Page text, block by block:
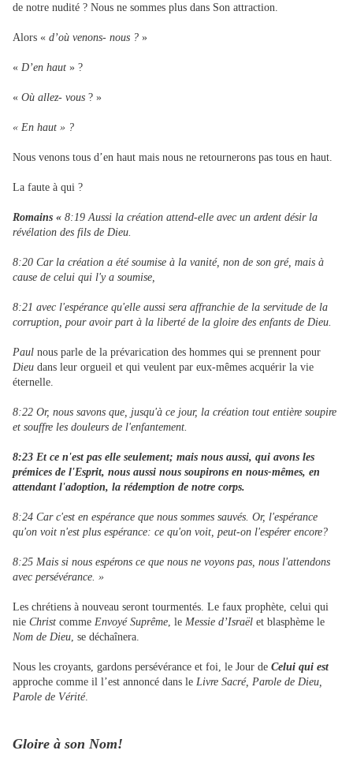
de notre nudité ? Nous ne sommes plus dans Son attraction.
Alors « d’où venons- nous ? »
« D’en haut » ?
« Où allez- vous ? »
« En haut » ?
Nous venons tous d’en haut mais nous ne retournerons pas tous en haut.
La faute à qui ?
Romains « 8:19 Aussi la création attend-elle avec un ardent désir la
révélation des fils de Dieu.
8:20 Car la création a été soumise à la vanité, non de son gré, mais à
cause de celui qui l'y a soumise,
8:21 avec l'espérance qu'elle aussi sera affranchie de la servitude de la
corruption, pour avoir part à la liberté de la gloire des enfants de Dieu.
Paul nous parle de la prévarication des hommes qui se prennent pour
Dieu dans leur orgueil et qui veulent par eux-mêmes acquérir la vie
éternelle.
8:22 Or, nous savons que, jusqu'à ce jour, la création tout entière soupire
et souffre les douleurs de l'enfantement.
8:23 Et ce n'est pas elle seulement; mais nous aussi, qui avons les
prémices de l'Esprit, nous aussi nous soupirons en nous-mêmes, en
attendant l'adoption, la rédemption de notre corps.
8:24 Car c'est en espérance que nous sommes sauvés. Or, l'espérance
qu'on voit n'est plus espérance: ce qu'on voit, peut-on l'espérer encore?
8:25 Mais si nous espérons ce que nous ne voyons pas, nous l'attendons
avec persévérance. »
Les chrétiens à nouveau seront tourmentés. Le faux prophète, celui qui
nie Christ comme Envoyé Suprême , le Messie d’Israël et blasphème le
Nom de Dieu , se déchaînera.
Nous les croyants, gardons persévérance et foi, le Jour de Celui qui est
approche comme il l’est annoncé dans le Livre Sacré, Parole de Dieu,
Parole de Vérité.
Gloire à son Nom!